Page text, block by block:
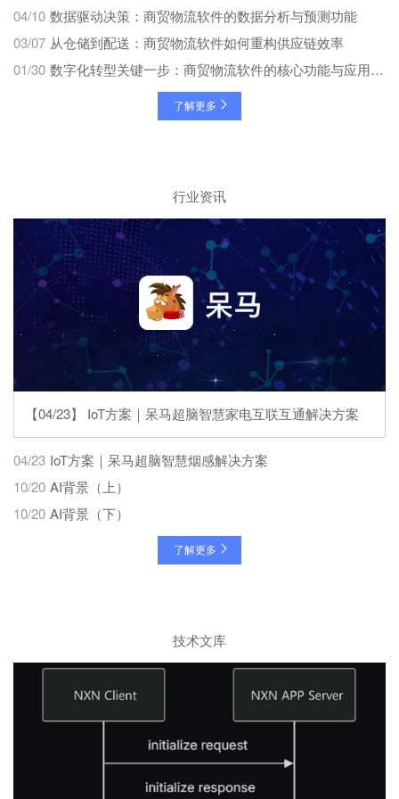
04/10 数据驱动决策：商贸物流软件的数据分析与预测功能
03/07 从仓储到配送：商贸物流软件如何重构供应链效率
01/30 数字化转型关键一步：商贸物流软件的核心功能与应用场景
了解更多
行业资讯
【04/23】 IoT⽅案｜呆马超脑智慧家电互联互通解决⽅案
04/23 IoT⽅案｜呆马超脑智慧烟感解决⽅案
10/20 AI背景（上）
10/20 AI背景（下）
了解更多
技术文库